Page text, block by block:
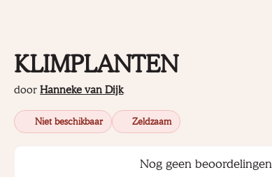
KLIMPLANTEN
doorHanneke van Dijk
Niet beschikbaar Zeldzaam
Nog geen beoordelingen